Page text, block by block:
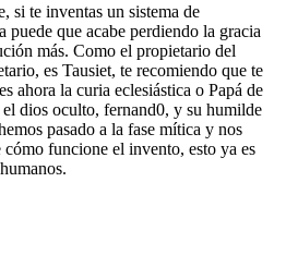
si te inventas un sistema de
puede que acabe perdiendo la gracia
más. Como el propietario del
es Tausiet, te recomiendo que te
ahora la curia eclesiástica o Papá de
dios oculto, fernand0, y su humilde
pasado a la fase mítica y nos
cómo funcione el invento, esto ya es